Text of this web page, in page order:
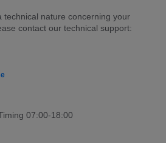
technical nature concerning your
contact our technical support:
07:00-18:00